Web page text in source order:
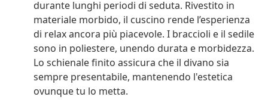
durante lunghi periodi di seduta. Rivestito in
materiale morbido, il cuscino rende l’esperienza
di relax ancora più piacevole. I braccioli e il sedile
sono in poliestere, unendo durata e morbidezza.
Lo schienale finito assicura che il divano sia
sempre presentabile, mantenendo l'estetica
ovunque tu lo metta.